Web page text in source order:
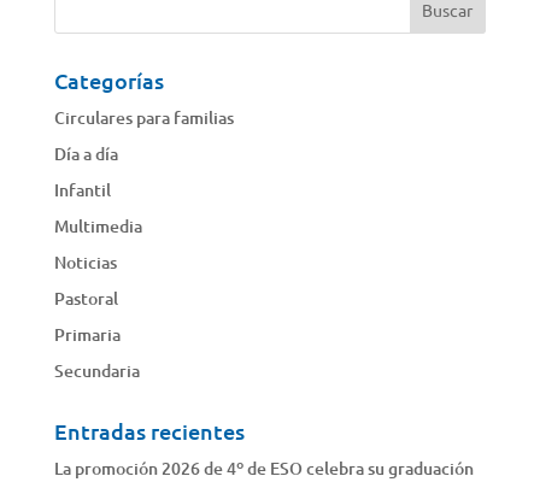
Categorías
Circulares para familias
Día a día
Infantil
Multimedia
Noticias
Pastoral
Primaria
Secundaria
Entradas recientes
La promoción 2026 de 4º de ESO celebra su graduación